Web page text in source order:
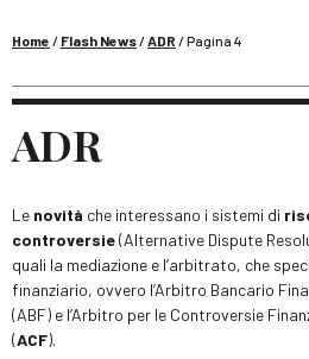
Home / Flash News/ADR /Pagina 4
ADR
Le novità che interessano i sistemi di
controversie(Alternative Dispute
quali la mediazione e l’arbitrato, che
finanziario, ovvero l’Arbitro Bancario
(ABF) e l’Arbitro per le Controversie
(ACF).